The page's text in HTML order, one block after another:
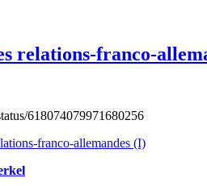
relations-franco-
618074079971680256
franco-allemandes (I)